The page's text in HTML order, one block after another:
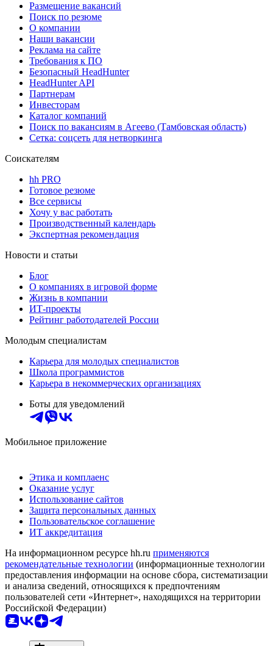
Размещение вакансий
Поиск по резюме
О компании
Наши вакансии
Реклама на сайте
Требования к ПО
Безопасный HeadHunter
HeadHunter API
Партнерам
Инвесторам
Каталог компаний
Поиск по вакансиям в Агеево (Тамбовская область)
Сетка: соцсеть для нетворкинга
Соискателям
hh PRO
Готовое резюме
Все сервисы
Хочу у вас работать
Производственный календарь
Экспертная рекомендация
Новости и статьи
Блог
О компаниях в игровой форме
Жизнь в компании
ИТ-проекты
Рейтинг работодателей России
Молодым специалистам
Карьера для молодых специалистов
Школа программистов
Карьера в некоммерческих организациях
Боты для уведомлений
Мобильное приложение
Этика и комплаенс
Оказание услуг
Использование сайтов
Защита персональных данных
Пользовательское соглашение
ИТ аккредитация
На информационном ресурсе hh.ru применяются
рекомендательные технологии (информационные технологии
предоставления информации на основе сбора, систематизации
и анализа сведений, относящихся к предпочтениям
пользователей сети «Интернет», находящихся на территории
Российской Федерации)